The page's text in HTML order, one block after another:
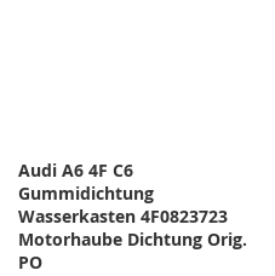
Audi A6 4F C6
Gummidichtung
Wasserkasten 4F0823723
Motorhaube Dichtung Orig.
PO